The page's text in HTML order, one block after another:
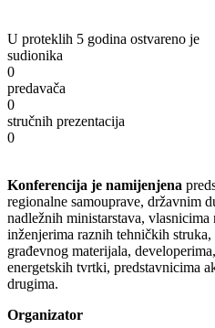
U proteklih 5 godina ostvareno je
sudionika
0
predavača
0
stručnih prezentacija
0
Konferencija je namijenjena
regionalne samouprave, državnim
nadležnih ministarstava,
inženjerima raznih tehničkih
građevnog materijala,
energetskih tvrtki, predstavnicima
drugima.
Organizator